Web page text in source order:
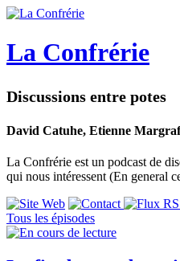
La Confrérie
Discussions entre potes
David Catuhe, Etienne
La Confrérie est un podcast de
qui nous intéressent (En general
Tous les épisodes